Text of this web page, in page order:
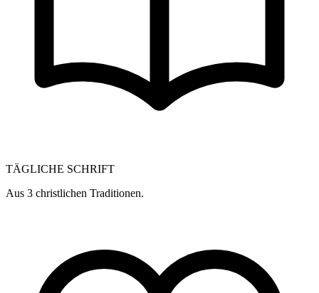
TÄGLICHE SCHRIFT
Aus 3 christlichen Traditionen.